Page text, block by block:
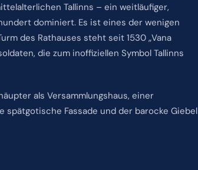
Tallinns – ein weitläufiger,
dominiert. Es ist eines der wenigen
des Rathauses steht seit 1530 „Vana
die zum inoffiziellen Symbol Tallinns
als Versammlungshaus, einer
Fassade und der barocke Giebel